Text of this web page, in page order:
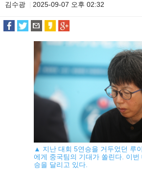
김수광
2025-09-07 오후 02:32
▲ 지난 대회 5연승을 거두었던 루
에게 중국팀의 기대가 쏠린다. 이번
승을 달리고 있다.